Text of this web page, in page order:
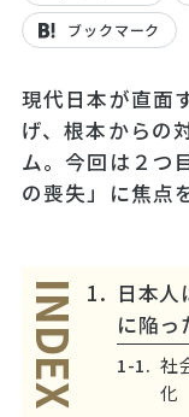
ブックマーク
現代日本が直面
げ、根本からの
ム。今回は２つ
の喪失」に焦点
INDEX
日本人
に陥っ
社
化